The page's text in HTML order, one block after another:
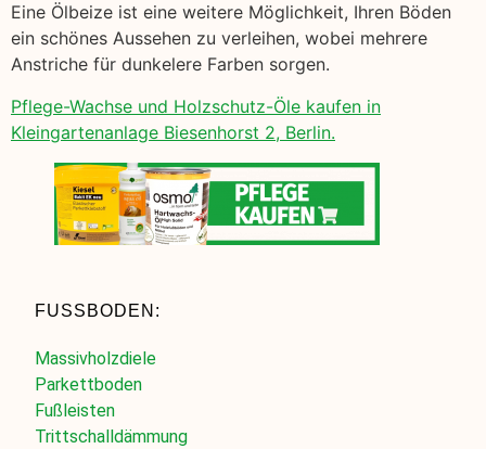
Eine Ölbeize ist eine weitere Möglichkeit, Ihren Böden
ein schönes Aussehen zu verleihen, wobei mehrere
Anstriche für dunkelere Farben sorgen.
Pflege-Wachse und Holzschutz-Öle kaufen in
Kleingartenanlage Biesenhorst 2, Berlin.
FUSSBODEN:
Massivholzdiele
Parkettboden
Fußleisten
Trittschalldämmung